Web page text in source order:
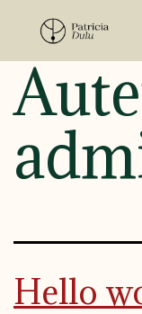
Hello